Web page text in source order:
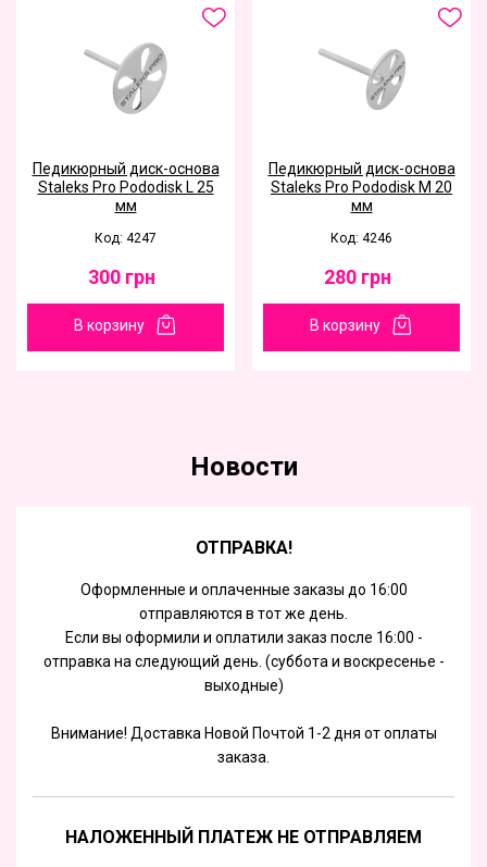
Педикюрный диск-основа
Staleks Pro Pododisk L 25
мм
Код: 4247
300 грн
В корзину
Педикюрный диск-основа
Staleks Pro Pododisk M 20
мм
Код: 4246
280 грн
В корзину
Новости
ОТПРАВКА!
Оформленные и оплаченные заказы до 16:00
отправляются в тот же день.
Если вы оформили и оплатили заказ после 16:00 -
отправка на следующий день. (суббота и воскресенье -
выходные)
Внимание! Доставка Новой Почтой 1-2 дня от оплаты
заказа.
НАЛОЖЕННЫЙ ПЛАТЕЖ НЕ ОТПРАВЛЯЕМ